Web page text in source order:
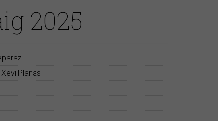
2025
Planas